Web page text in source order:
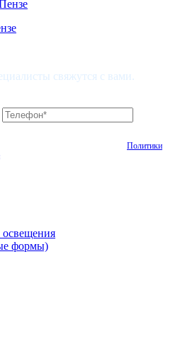
свяжутся с вами.
Политики
персональных данных
формы)